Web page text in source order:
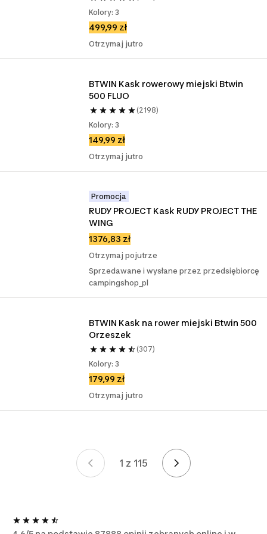
Kolory: 3
499,99 zł
Otrzymaj jutro
BTWIN Kask rowerowy miejski Btwin
500 FLUO
(2198)
Kolory: 3
149,99 zł
Otrzymaj jutro
Promocja
RUDY PROJECT Kask RUDY PROJECT THE
WING
1376,83 zł
Otrzymaj pojutrze
Sprzedawane i wysłane przez przedsiębiorcę
campingshop_pl
BTWIN Kask na rower miejski Btwin 500
(307)
Kolory: 3
179,99 zł
Otrzymaj jutro
1 z 115Strona 1 z 115